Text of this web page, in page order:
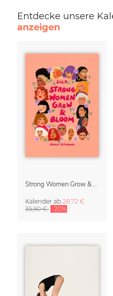
Entdecke unsere
anzeigen
Kalender ab 28,72 €
35,90 € -20%